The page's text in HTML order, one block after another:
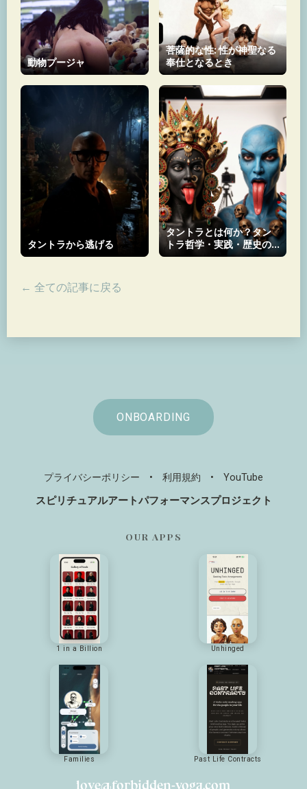
動物プージャ
菩薩的な性: 性が神聖なる
奉仕となるとき
タントラから逃げる
タントラとは何か？タン
トラ哲学・実践・歴史の
完全ガイド
← 全ての記事に戻る
ONBOARDING
プライバシーポリシー • 利用規約 • YouTube
スピリチュアルアートパフォーマンスプロジェクト
OUR APPS
1 in a Billion Unhinged
Families Past Life Contracts
love@forbidden-yoga.com